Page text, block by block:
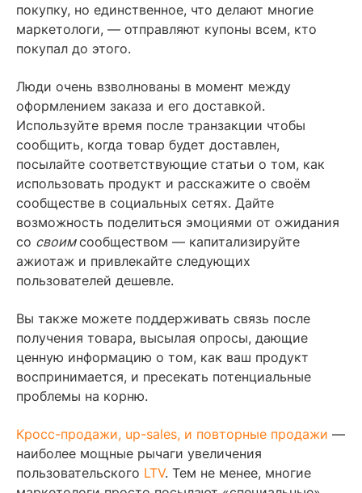
покупку, но единственное, что делают многие
маркетологи, — отправляют купоны всем, кто
покупал до этого.
Люди очень взволнованы в момент между
оформлением заказа и его доставкой.
Используйте время после транзакции чтобы
сообщить, когда товар будет доставлен,
посылайте соответствующие статьи о том, как
использовать продукт и расскажите о своём
сообществе в социальных сетях. Дайте
возможность поделиться эмоциями от ожидания
со своимсообществом — капитализируйте
ажиотаж и привлекайте следующих
пользователей дешевле.
Вы также можете поддерживать связь после
получения товара, высылая опросы, дающие
ценную информацию о том, как ваш продукт
воспринимается, и пресекать потенциальные
проблемы на корню.
Кросс-продажи, up-sales, и повторные продажи —
наиболее мощные рычаги увеличения
пользовательского LTV. Тем не менее, многие